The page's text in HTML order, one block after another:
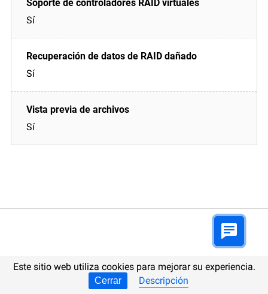
Sí
Sí
Sí
Realimentación
Este sitio web utiliza cookies para mejorar su experiencia.
Cerrar Descripción